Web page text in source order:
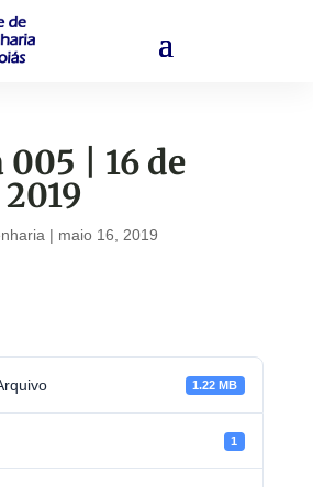
| 16 de
| maio 16, 2019
1.22 MB
1